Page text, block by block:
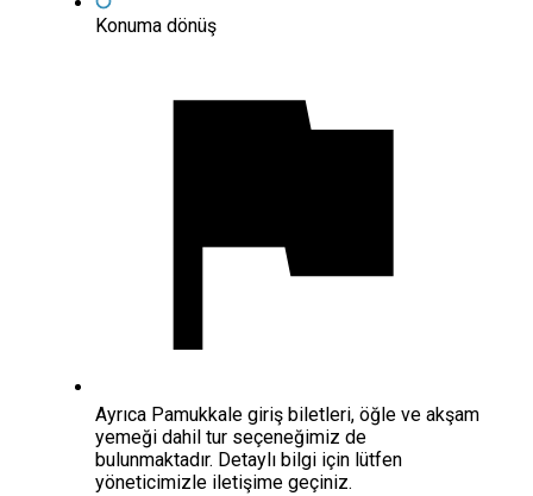
Konuma dönüş
Ayrıca Pamukkale giriş biletleri, öğle ve akşam
yemeği dahil tur seçeneğimiz de
bulunmaktadır. Detaylı bilgi için lütfen
yöneticimizle iletişime geçiniz.